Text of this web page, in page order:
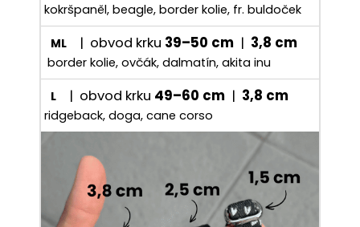
kokršpaněl, beagle, border kolie, fr. buldoček
ML | obvod krku 39–50 cm| 3,8 cm
border kolie, ovčák, dalmatín, akita inu
L | obvod krku 49–60 cm| 3,8 cm
ridgeback, doga, cane corso